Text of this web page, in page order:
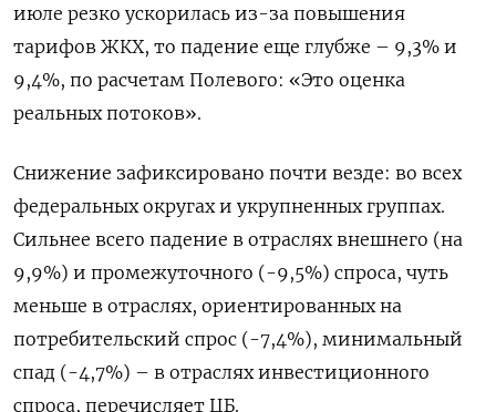
июле резко ускорилась из-за повышения
тарифов ЖКХ, то падение еще глубже – 9,3% и
9,4%, по расчетам Полевого: «Это оценка
реальных потоков».
Снижение зафиксировано почти везде: во всех
федеральных округах и укрупненных группах.
Сильнее всего падение в отраслях внешнего (на
9,9%) и промежуточного (-9,5%) спроса, чуть
меньше в отраслях, ориентированных на
потребительский спрос (-7,4%), минимальный
спад (-4,7%) – в отраслях инвестиционного
спроса, перечисляет ЦБ.